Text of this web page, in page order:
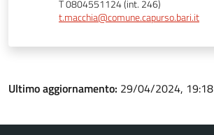
T 0804551124 (int. 246)
t.macchia@comune.capurso.bari.it
Ultimo aggiornamento: 29/04/2024, 19:18